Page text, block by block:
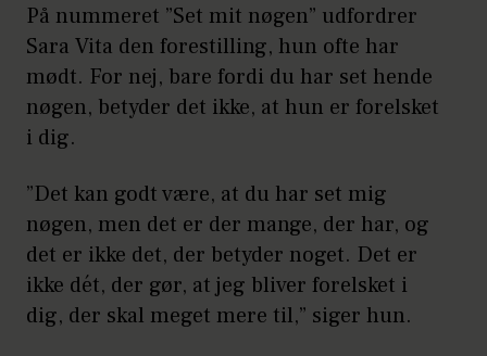
På nummeret ”Set mit nøgen” udfordrer
Sara Vita den forestilling, hun ofte har
mødt. For nej, bare fordi du har set hende
nøgen, betyder det ikke, at hun er forelsket
i dig.
”Det kan godt være, at du har set mig
nøgen, men det er der mange, der har, og
det er ikke det, der betyder noget. Det er
ikke dét, der gør, at jeg bliver forelsket i
dig, der skal meget mere til,” siger hun.